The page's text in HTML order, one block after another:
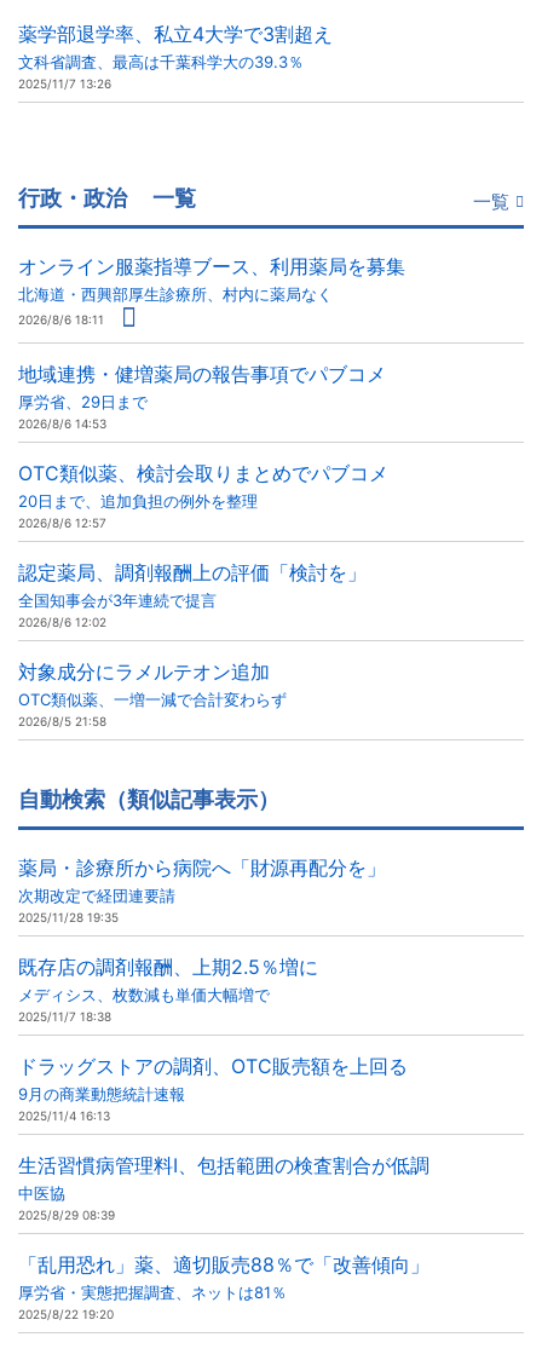
薬学部退学率、私立4大学で3割超え
文科省調査、最高は千葉科学大の39.3％
2025/11/7 13:26
行政・政治 一覧 一覧
オンライン服薬指導ブース、利用薬局を募集
北海道・西興部厚生診療所、村内に薬局なく
2026/8/6 18:11
地域連携・健増薬局の報告事項でパブコメ
厚労省、29日まで
2026/8/6 14:53
OTC類似薬、検討会取りまとめでパブコメ
20日まで、追加負担の例外を整理
2026/8/6 12:57
認定薬局、調剤報酬上の評価「検討を」
全国知事会が3年連続で提言
2026/8/6 12:02
対象成分にラメルテオン追加
OTC類似薬、一増一減で合計変わらず
2026/8/5 21:58
自動検索（類似記事表示）
薬局・診療所から病院へ「財源再配分を」
次期改定で経団連要請
2025/11/28 19:35
既存店の調剤報酬、上期2.5％増に
メディシス、枚数減も単価大幅増で
2025/11/7 18:38
ドラッグストアの調剤、OTC販売額を上回る
9月の商業動態統計速報
2025/11/4 16:13
生活習慣病管理料Ⅰ、包括範囲の検査割合が低調
中医協
2025/8/29 08:39
「乱用恐れ」薬、適切販売88％で「改善傾向」
厚労省・実態把握調査、ネットは81％
2025/8/22 19:20